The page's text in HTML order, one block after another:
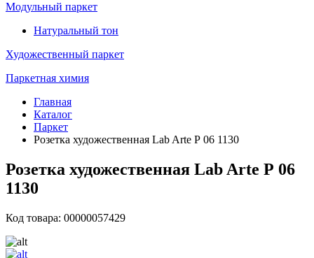
Модульный паркет
Натуральный тон
Художественный паркет
Паркетная химия
Главная
Каталог
Паркет
Розетка художественная Lab Arte Р 06 1130
Розетка художественная Lab Arte Р 06
1130
Код товара: 00000057429